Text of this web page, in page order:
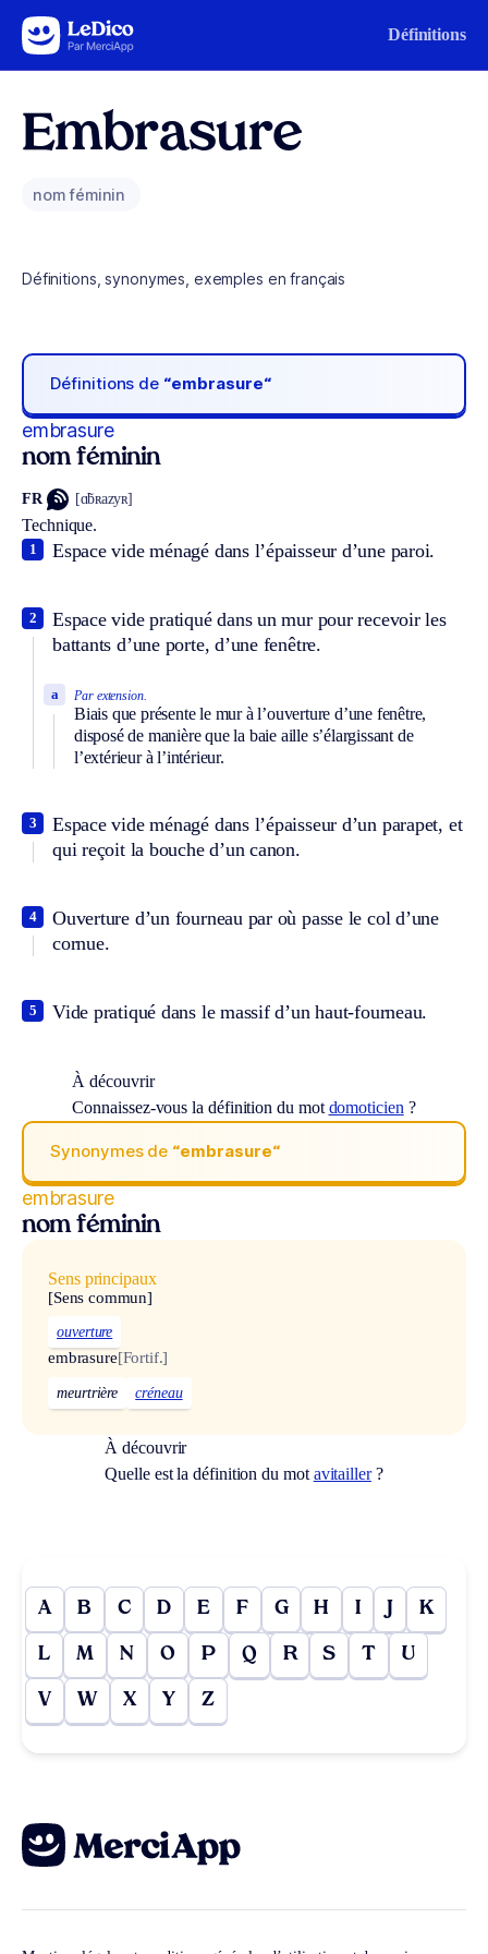
Aller au contenu Définitions
Embrasure
nom féminin
Définitions, synonymes, exemples en français
Définitions de “embrasure“
embrasure
nom féminin
FR [ɑ̃bʀazyʀ]
Technique.
Espace vide ménagé dans l’épaisseur d’une paroi.
1
Espace vide pratiqué dans un mur pour recevoir les
battants d’une porte, d’une fenêtre.
2
Par extension.
Biais que présente le mur à l’ouverture d’une fenêtre,
disposé de manière que la baie aille s’élargissant de
l’extérieur à l’intérieur.
a
Espace vide ménagé dans l’épaisseur d’un parapet, et
qui reçoit la bouche d’un canon.
3
Ouverture d’un fourneau par où passe le col d’une
cornue.
4
Vide pratiqué dans le massif d’un haut-fourneau.
5
À découvrir
Connaissez-vous la définition du mot domoticien ?
Synonymes de “embrasure“
embrasure
nom féminin
Sens principaux
[Sens commun]
ouverture
embrasure[Fortif.]
meurtrière créneau
À découvrir
Quelle est la définition du mot avitailler?
A B C D E F G H I J K
L M N O P Q R S T U
V W X Y Z